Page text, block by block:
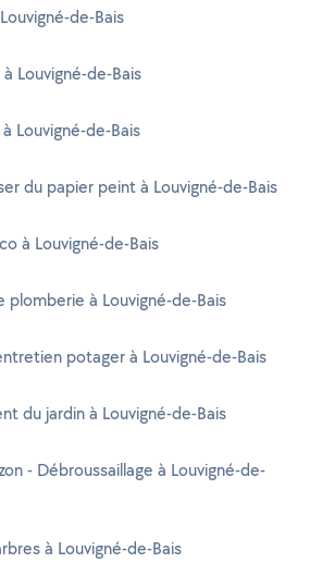
de-Bais
Louvigné-de-Bais
Louvigné-de-Bais
du papier peint à Louvigné-de-Bais
à Louvigné-de-Bais
plomberie à Louvigné-de-Bais
potager à Louvigné-de-Bais
du jardin à Louvigné-de-Bais
- Débroussaillage à Louvigné-de-
à Louvigné-de-Bais